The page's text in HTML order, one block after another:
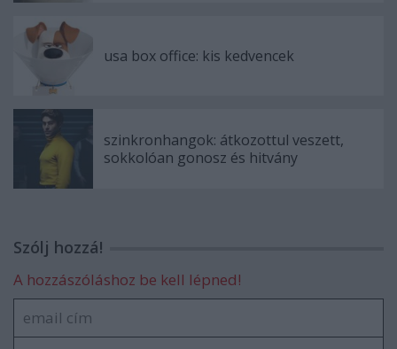
usa box office: kis kedvencek
szinkronhangok: átkozottul veszett,
sokkolóan gonosz és hitvány
Szólj hozzá!
A hozzászóláshoz be kell lépned!